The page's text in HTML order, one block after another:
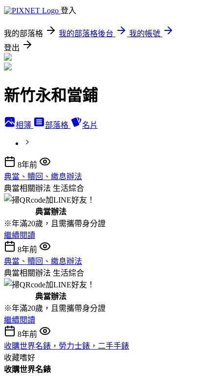
登入
我的部落格 我的部落格後台
我的帳號
登出
新竹永和當鋪
相簿 部落格 名片
8年前
典當、贖回、繳息辦法
典當相關辦法 生活綜合
典當辦法
※年滿20歲，且需攜帶身分證
繼續閱讀
8年前
典當、贖回、繳息辦法
典當相關辦法 生活綜合
典當辦法
※年滿20歲，且需攜帶身分證
繼續閱讀
8年前
收購世界名錶，勞力士錶，二手手錶
收藏嗜好
收購世界名錶